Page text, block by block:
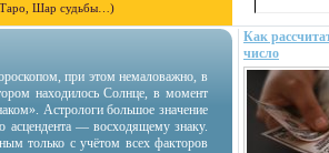
Шар судьбы…)
Как
число
при этом немаловажно, в
находилось Солнце, в момент
Астрологи большое значение
— восходящему знаку.
только с учётом всех факторов